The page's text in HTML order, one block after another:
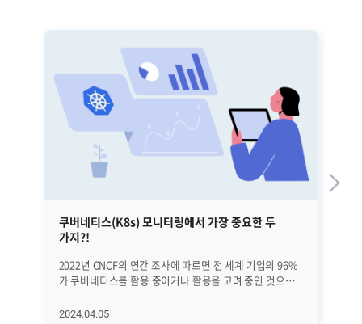
쿠버네티스(K8s) 모니터링에서 가장 중요한 두
가지?!
2022년 CNCF의 연간 조사에 따르면 전 세계 기업의 96%
가 쿠버네티스를 활용 중이거나 활용을 고려 중인 것으로
K8s) 시장의 규모가 올해 1조 2천억 원대를 돌파할 것으로
2024.04.05